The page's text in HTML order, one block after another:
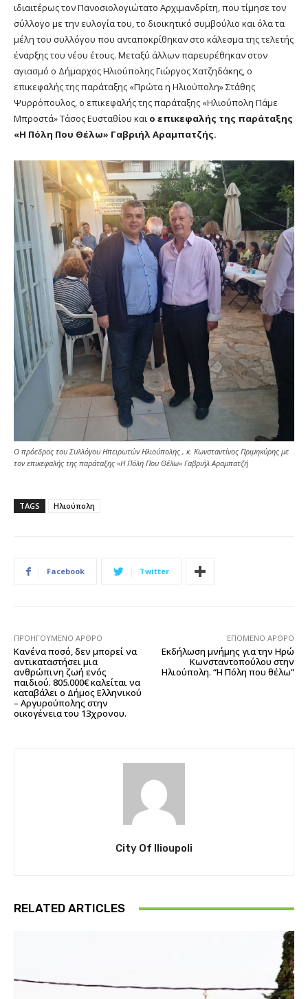
ιδιαιτέρως τον Πανοσιολογιώτατο Αρχιμανδρίτη, που τίμησε τον
σύλλογο με την ευλογία του, το διοικητικό συμβούλιο και όλα τα
μέλη του συλλόγου που ανταποκρίθηκαν στο κάλεσμα της τελετής
έναρξης του νέου έτους. Μεταξύ άλλων παρευρέθηκαν στον
αγιασμό ο Δήμαρχος Ηλιούπολης Γιώργος Χατζηδάκης, ο
επικεφαλής της παράταξης «Πρώτα η Ηλιούπολη» Στάθης
Ψυρρόπουλος, ο επικεφαλής της παράταξης «Ηλιούπολη Πάμε
Μπροστά» Τάσος Ευσταθίου και ο επικεφαλής της παράταξης
«Η Πόλη Που Θέλω» Γαβριήλ Αραμπατζής.
Ο πρόεδρος του Συλλόγου Ηπειρωτών Ηλιούπολης , κ. Κωνσταντίνος Πριμηκύρης με
τον επικεφαλής της παράταξης «Η Πόλη Που Θέλω» Γαβριήλ Αραμπατζή
TAGS Ηλιούπολη
Facebook Twitter
ΠΡΟΗΓΟΎΜΕΝΟ ΆΡΘΡΟ
Κανένα ποσό, δεν μπορεί να
αντικαταστήσει μια
ανθρώπινη ζωή ενός
παιδιού. 805.000€ καλείται να
καταβάλει ο Δήμος Ελληνικού
– Αργυρούπολης στην
οικογένεια του 13χρονου.
ΕΠΌΜΕΝΟ ΆΡΘΡΟ
Eκδήλωση μνήμης για την Ηρώ
Κωνσταντοπούλου στην
Ηλιούπολη. “Η Πόλη που θέλω”
City Of Ilioupoli
RELATED ARTICLES